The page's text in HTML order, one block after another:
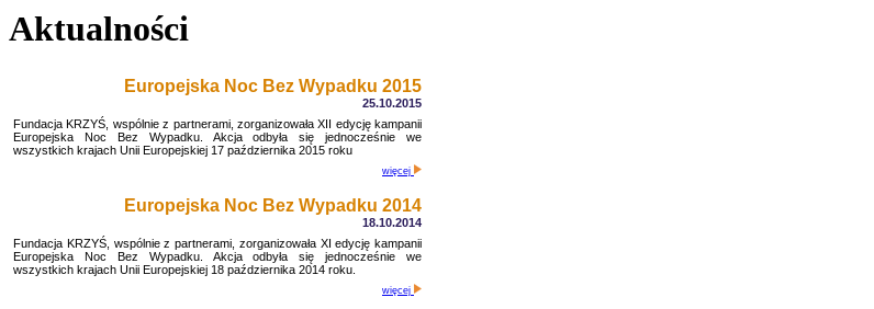
Aktualności
Europejska Noc Bez Wypadku 2015
25.10.2015
Fundacja KRZYŚ, wspólnie z partnerami, zorganizowała XII edycję kampanii
Europejska Noc Bez Wypadku. Akcja odbyła się jednocześnie we
wszystkich krajach Unii Europejskiej 17 października 2015 roku
więcej
Europejska Noc Bez Wypadku 2014
18.10.2014
Fundacja KRZYŚ, wspólnie z partnerami, zorganizowała XI edycję kampanii
Europejska Noc Bez Wypadku. Akcja odbyła się jednocześnie we
wszystkich krajach Unii Europejskiej 18 października 2014 roku.
więcej